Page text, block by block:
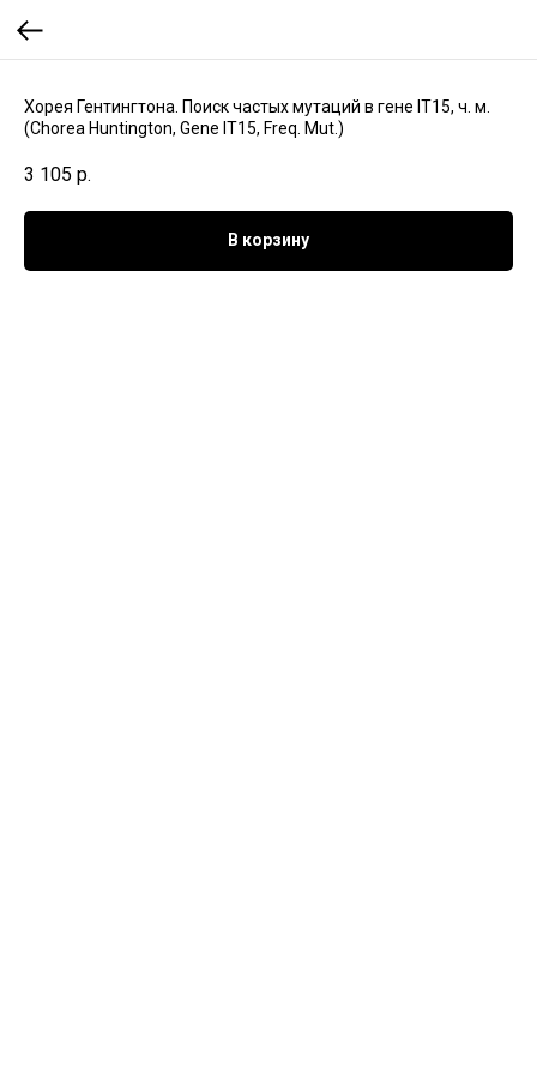
Хорея Гентингтона. Поиск частых мутаций в гене IT15, ч. м.
(Chorea Huntington, Gene IT15, Freq. Mut.)
3 105 р.
В корзину